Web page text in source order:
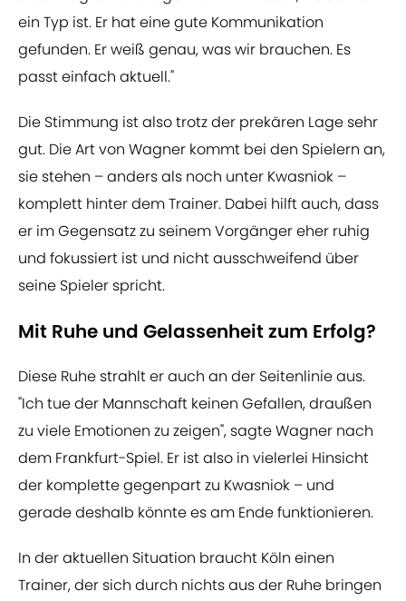
ein Typ ist. Er hat eine gute Kommunikation
gefunden. Er weiß genau, was wir brauchen. Es
passt einfach aktuell."
Die Stimmung ist also trotz der prekären Lage sehr
gut. Die Art von Wagner kommt bei den Spielern an,
sie stehen – anders als noch unter Kwasniok –
komplett hinter dem Trainer. Dabei hilft auch, dass
er im Gegensatz zu seinem Vorgänger eher ruhig
und fokussiert ist und nicht ausschweifend über
seine Spieler spricht.
Mit Ruhe und Gelassenheit zum Erfolg?
Diese Ruhe strahlt er auch an der Seitenlinie aus.
"Ich tue der Mannschaft keinen Gefallen, draußen
zu viele Emotionen zu zeigen", sagte Wagner nach
dem Frankfurt-Spiel. Er ist also in vielerlei Hinsicht
der komplette gegenpart zu Kwasniok – und
gerade deshalb könnte es am Ende funktionieren.
In der aktuellen Situation braucht Köln einen
Trainer, der sich durch nichts aus der Ruhe bringen